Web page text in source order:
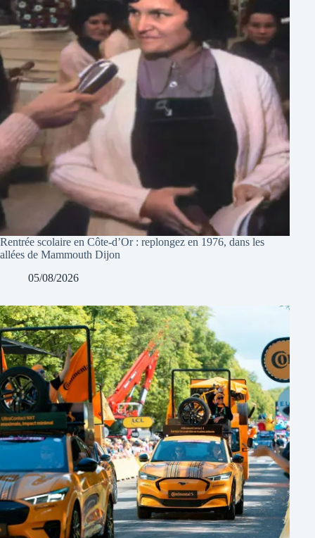
Rentrée scolaire en Côte-d’Or : replongez en 1976, dans les
allées de Mammouth Dijon
05/08/2026